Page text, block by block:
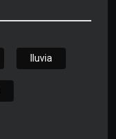
lluvia